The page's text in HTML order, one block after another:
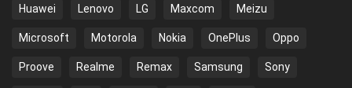
Huawei Lenovo LG Maxcom Meizu
Microsoft Motorola Nokia OnePlus Oppo
Proove Realme Remax Samsung Sony